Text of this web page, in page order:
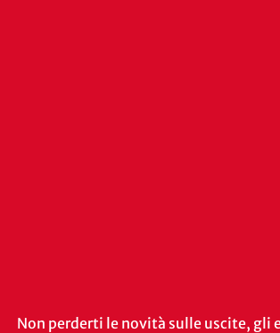
Non perderti le novità sulle uscite, gli